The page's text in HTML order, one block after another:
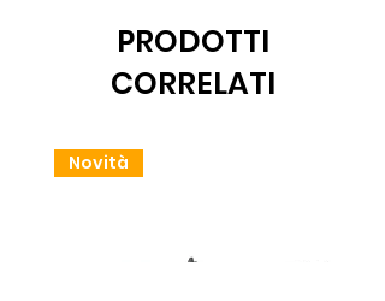
PRODOTTI
CORRELATI
Novità